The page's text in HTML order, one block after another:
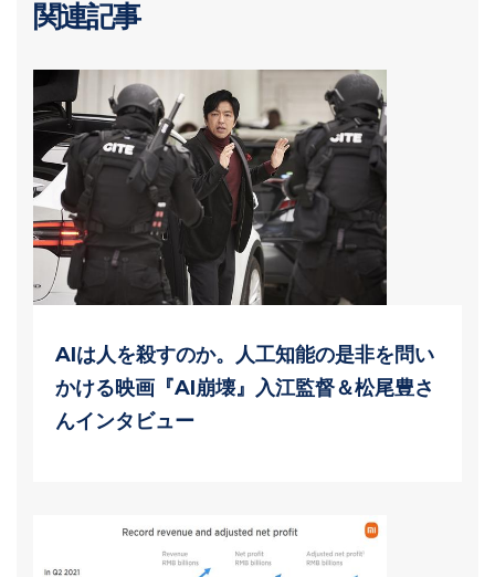
関連記事
AIは人を殺すのか。人工知能の是非を問い
かける映画『AI崩壊』入江監督＆松尾豊さ
んインタビュー